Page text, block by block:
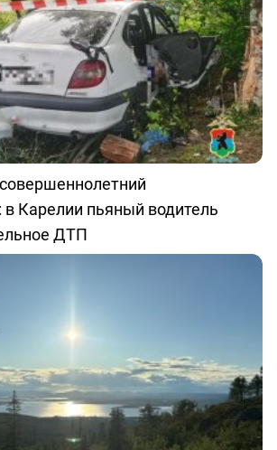
Карелии пьяный водитель
ДТП